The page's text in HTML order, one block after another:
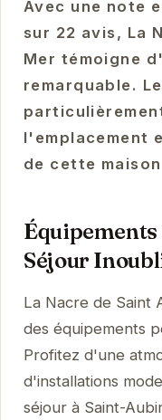
Avec une note
sur 22 avis, La
Mer témoigne
remarquable.
l'emplacement
de cette
Séjour
La Nacre de Saint
des équipements
Profitez d'une
d'installations
séjour à Saint-